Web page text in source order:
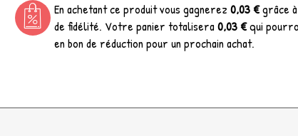
En achetant ce produit vous gagnerez 0,03 €grâce
de fidélité. Votre panier totalisera 0,03 €qui
en bon de réduction pour un prochain achat.